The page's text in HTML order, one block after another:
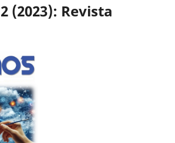
(2023): Revista